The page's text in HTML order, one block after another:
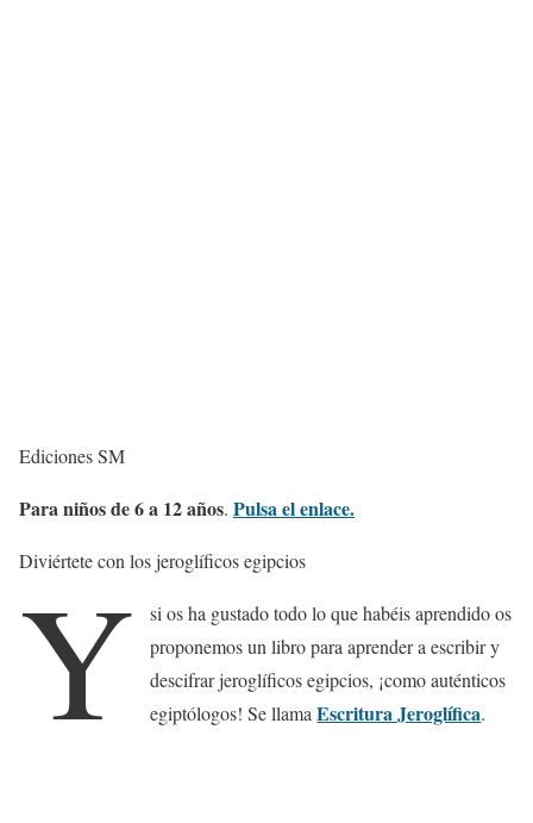
Ediciones SM
Para niños de 6 a 12 años. Pulsa el enlace.
Diviértete con los jeroglíficos egipcios
Y
si os ha gustado todo lo que habéis aprendido os
proponemos un libro para aprender a escribir y
descifrar jeroglíficos egipcios, ¡como auténticos
egiptólogos! Se llamaEscritura Jeroglífica.